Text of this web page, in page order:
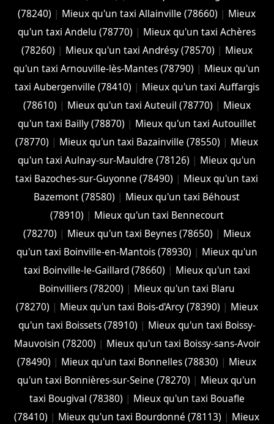
(78240) | Mieux qu'un taxi Allainville (78660) | Mieux
qu'un taxi Andelu (78770) | Mieux qu'un taxi Achères
(78260) | Mieux qu'un taxi Andrésy (78570) | Mieux
qu'un taxi Arnouville-lès-Mantes (78790) | Mieux qu'un
taxi Aubergenville (78410) | Mieux qu'un taxi Auffargis
(78610) | Mieux qu'un taxi Auteuil (78770) | Mieux
qu'un taxi Bailly (78870) | Mieux qu'un taxi Autouillet
(78770) | Mieux qu'un taxi Bazainville (78550) | Mieux
qu'un taxi Aulnay-sur-Mauldre (78126) | Mieux qu'un
taxi Bazoches-sur-Guyonne (78490) | Mieux qu'un taxi
Bazemont (78580) | Mieux qu'un taxi Béhoust
(78910) | Mieux qu'un taxi Bennecourt
(78270) | Mieux qu'un taxi Beynes (78650) | Mieux
qu'un taxi Boinville-en-Mantois (78930) | Mieux qu'un
taxi Boinville-le-Gaillard (78660) | Mieux qu'un taxi
Boinvilliers (78200) | Mieux qu'un taxi Blaru
(78270) | Mieux qu'un taxi Bois-d'Arcy (78390) | Mieux
qu'un taxi Boissets (78910) | Mieux qu'un taxi Boissy-
Mauvoisin (78200) | Mieux qu'un taxi Boissy-sans-Avoir
(78490) | Mieux qu'un taxi Bonnelles (78830) | Mieux
qu'un taxi Bonnières-sur-Seine (78270) | Mieux qu'un
taxi Bougival (78380) | Mieux qu'un taxi Bouafle
(78410) | Mieux qu'un taxi Bourdonné (78113) | Mieux